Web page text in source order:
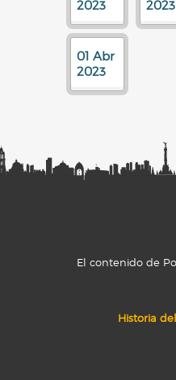
2023
2023
01 Abr
2023
El contenido de
Historia